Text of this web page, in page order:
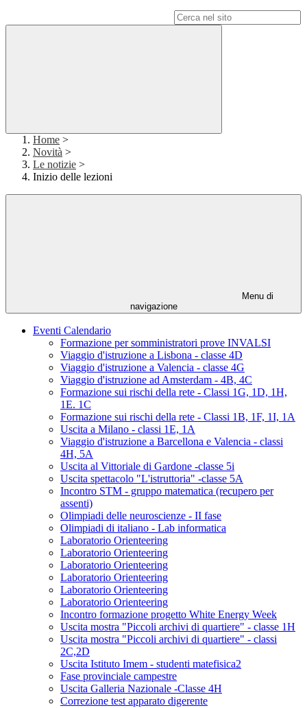
Home >
Novità >
Le notizie >
Inizio delle lezioni
Menu di
navigazione
Eventi Calendario
Formazione per somministratori prove INVALSI
Viaggio d'istruzione a Lisbona - classe 4D
Viaggio d'istruzione a Valencia - classe 4G
Viaggio d'istruzione ad Amsterdam - 4B, 4C
Formazione sui rischi della rete - Classi 1G, 1D, 1H,
1E. 1C
Formazione sui rischi della rete - Classi 1B, 1F, 1I, 1A
Uscita a Milano - classi 1E, 1A
Viaggio d'istruzione a Barcellona e Valencia - classi
4H, 5A
Uscita al Vittoriale di Gardone -classe 5i
Uscita spettacolo "L'istruttoria" -classe 5A
Incontro STM - gruppo matematica (recupero per
assenti)
Olimpiadi delle neuroscienze - II fase
Olimpiadi di italiano - Lab informatica
Laboratorio Orienteering
Laboratorio Orienteering
Laboratorio Orienteering
Laboratorio Orienteering
Laboratorio Orienteering
Laboratorio Orienteering
Incontro formazione progetto White Energy Week
Uscita mostra "Piccoli archivi di quartiere" - classe 1H
Uscita mostra "Piccoli archivi di quartiere" - classi
2C,2D
Uscita Istituto Imem - studenti matefisica2
Fase provinciale campestre
Uscita Galleria Nazionale -Classe 4H
Correzione test apparato digerente